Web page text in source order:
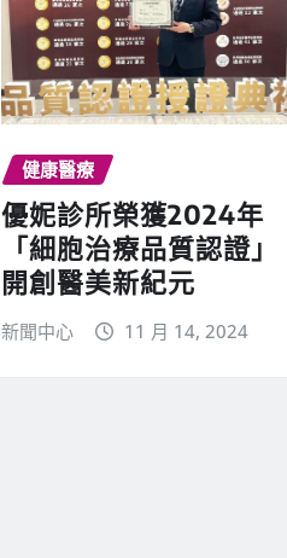
健康醫療
優妮診所榮獲2024年
「細胞治療品質認證」
開創醫美新紀元
新聞中心 11 月 14, 2024